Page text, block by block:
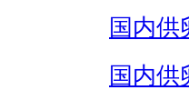
国内供
国内供